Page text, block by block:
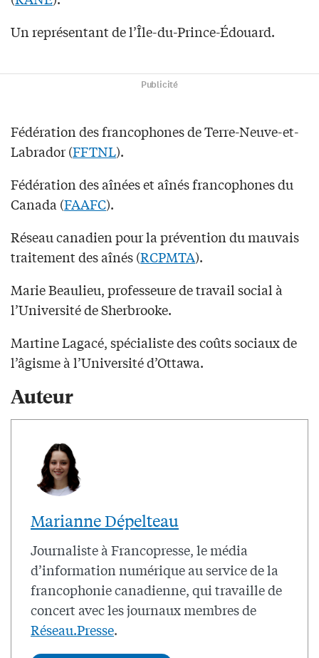
Un représentant de l’Île-du-Prince-Édouard.
Publicité
Fédération des francophones de Terre-Neuve-et-
Labrador (FFTNL).
Fédération des aînées et aînés francophones du
Canada (FAAFC).
Réseau canadien pour la prévention du mauvais
traitement des aînés (RCPMTA).
Marie Beaulieu, professeure de travail social à
l’Université de Sherbrooke.
Martine Lagacé, spécialiste des coûts sociaux de
l’âgisme à l’Université d’Ottawa.
Auteur
Marianne Dépelteau
Journaliste à Francopresse, le média
d’information numérique au service de la
francophonie canadienne, qui travaille de
concert avec les journaux membres de
Réseau.Presse.